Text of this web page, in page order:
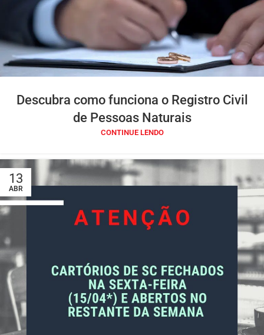
Descubra como funciona o Registro Civil
de Pessoas Naturais
CONTINUE LENDO
13
ABR